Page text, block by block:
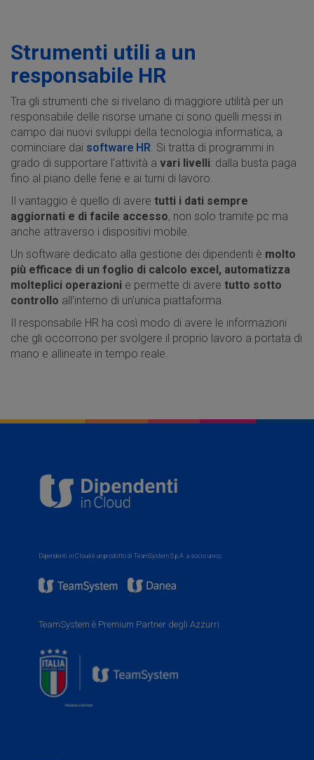
Strumenti utili a un
responsabile HR
Tra gli strumenti che si rivelano di maggiore utilità per un
responsabile delle risorse umane ci sono quelli messi in
campo dai nuovi sviluppi della tecnologia informatica, a
cominciare dai software HR. Si tratta di programmi in
grado di supportare l’attività a vari livelli: dalla busta paga
fino al piano delle ferie e ai turni di lavoro.
Il vantaggio è quello di avere tutti i dati sempre
aggiornati e di facile accesso, non solo tramite pc ma
anche attraverso i dispositivi mobile.
Un software dedicato alla gestione dei dipendenti è molto
più efficace di un foglio di calcolo excel, automatizza
molteplici operazioni e permette di avere tutto sotto
controllo all’interno di un'unica piattaforma.
Il responsabile HR ha così modo di avere le informazioni
che gli occorrono per svolgere il proprio lavoro a portata di
mano e allineate in tempo reale.
Dipendenti in Cloud è un prodotto di TeamSystem S.p.A. a socio unico.
TeamSystem è Premium Partner degli Azzurri